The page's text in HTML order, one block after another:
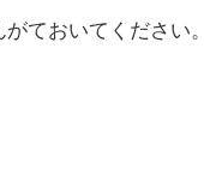
ておいてください。